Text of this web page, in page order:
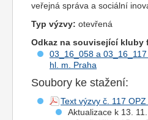
veřejná správa a sociální
Typ výzvy: otevřená
Odkaz na související kluby
03_16_058 a
hl. m. Praha
Soubory ke stažení:
Text výzvy č. 117 OPZ
Aktualizace k 13.